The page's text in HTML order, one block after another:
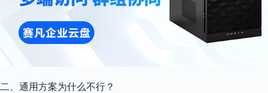
二、通用方案为什么不行？